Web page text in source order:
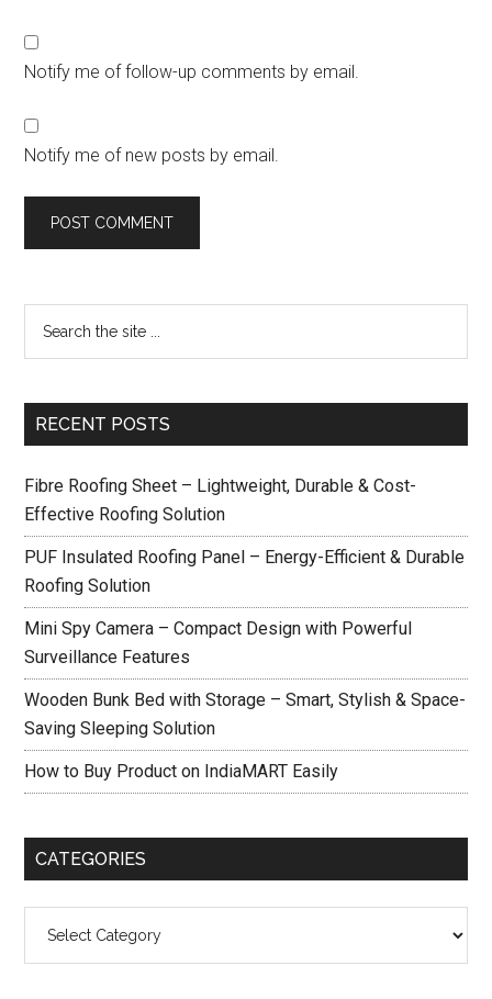
Notify me of follow-up comments by email.
Notify me of new posts by email.
RECENT POSTS
Fibre Roofing Sheet – Lightweight, Durable & Cost-
Effective Roofing Solution
PUF Insulated Roofing Panel – Energy-Efficient & Durable
Roofing Solution
Mini Spy Camera – Compact Design with Powerful
Surveillance Features
Wooden Bunk Bed with Storage – Smart, Stylish & Space-
Saving Sleeping Solution
How to Buy Product on IndiaMART Easily
CATEGORIES